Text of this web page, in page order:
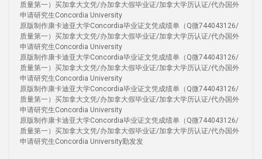
质量第一）买加拿大文凭/办加拿大假毕业证/加拿大学历认证/代办国外
申请研究生Concordia University
原版制作康卡迪亚大学Concordia毕业证文凭成绩单（Q微744043126/
质量第一）买加拿大文凭/办加拿大假毕业证/加拿大学历认证/代办国外
申请研究生Concordia University
原版制作康卡迪亚大学Concordia毕业证文凭成绩单（Q微744043126/
质量第一）买加拿大文凭/办加拿大假毕业证/加拿大学历认证/代办国外
申请研究生Concordia University
原版制作康卡迪亚大学Concordia毕业证文凭成绩单（Q微744043126/
质量第一）买加拿大文凭/办加拿大假毕业证/加拿大学历认证/代办国外
申请研究生Concordia University
原版制作康卡迪亚大学Concordia毕业证文凭成绩单（Q微744043126/
质量第一）买加拿大文凭/办加拿大假毕业证/加拿大学历认证/代办国外
申请研究生Concordia University勤发发